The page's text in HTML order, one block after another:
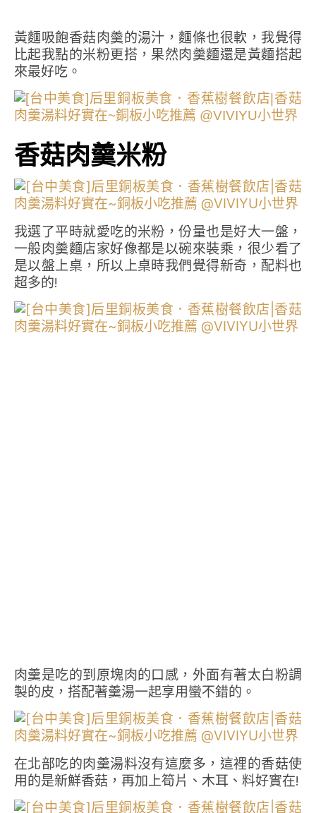
黃麵吸飽香菇肉羹的湯汁，麵條也很軟，我覺得
比起我點的米粉更搭，果然肉羹麵還是黃麵搭起
來最好吃。
香菇肉羹米粉
我選了平時就愛吃的米粉，份量也是好大一盤，
一般肉羹麵店家好像都是以碗來裝乘，很少看了
是以盤上桌，所以上桌時我們覺得新奇，配料也
超多的!
肉羹是吃的到原塊肉的口感，外面有著太白粉調
製的皮，搭配著羹湯一起享用蠻不錯的。
在北部吃的肉羹湯料沒有這麼多，這裡的香菇使
用的是新鮮香菇，再加上筍片、木耳、料好實在!